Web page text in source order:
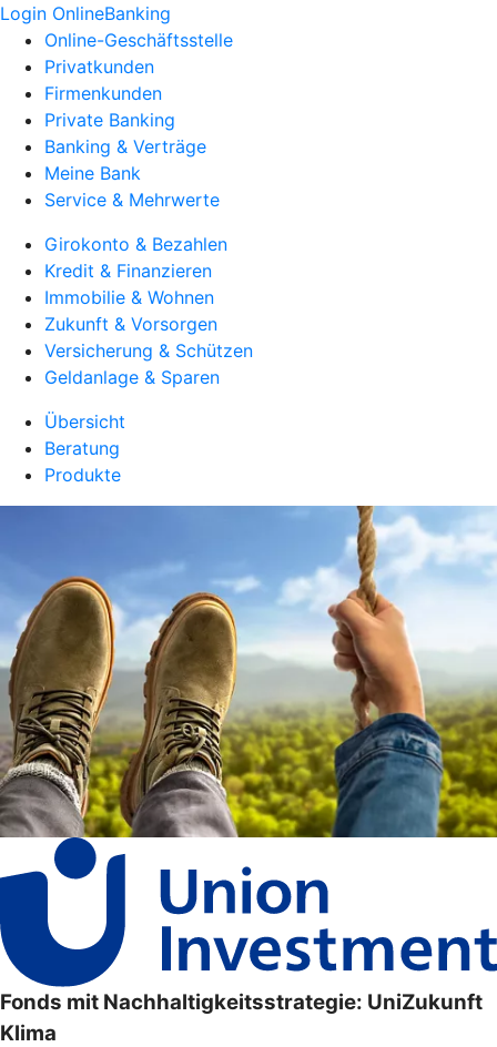
Login OnlineBanking
Online-Geschäftsstelle
Privatkunden
Firmenkunden
Private Banking
Banking & Verträge
Meine Bank
Service & Mehrwerte
Girokonto & Bezahlen
Kredit & Finanzieren
Immobilie & Wohnen
Zukunft & Vorsorgen
Versicherung & Schützen
Geldanlage & Sparen
Übersicht
Beratung
Produkte
Fonds mit Nachhaltigkeitsstrategie: UniZukunft
Klima